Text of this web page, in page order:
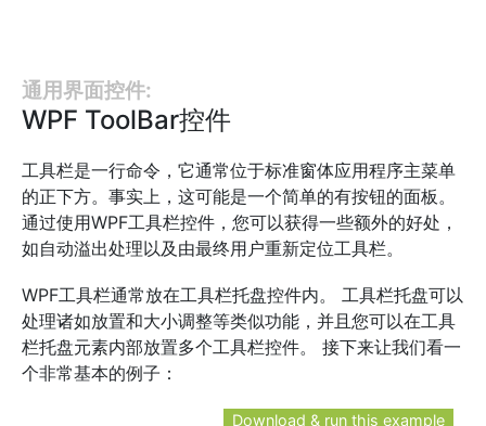
通用界面控件:
WPF ToolBar控件
工具栏是一行命令，它通常位于标准窗体应用程序主菜单
的正下方。事实上，这可能是一个简单的有按钮的面板。
通过使用WPF工具栏控件，您可以获得一些额外的好处，
如自动溢出处理以及由最终用户重新定位工具栏。
WPF工具栏通常放在工具栏托盘控件内。 工具栏托盘可以
处理诸如放置和大小调整等类似功能，并且您可以在工具
栏托盘元素内部放置多个工具栏控件。 接下来让我们看一
个非常基本的例子：
Download & run this example